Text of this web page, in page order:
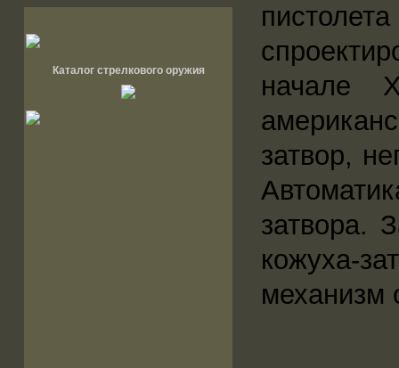
Каталог стрелкового оружия
начале
затвор,
затвора.
кожуха-
механизм